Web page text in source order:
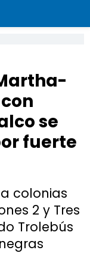
se
fuerte
colonias
2 y Tres
Trolebús